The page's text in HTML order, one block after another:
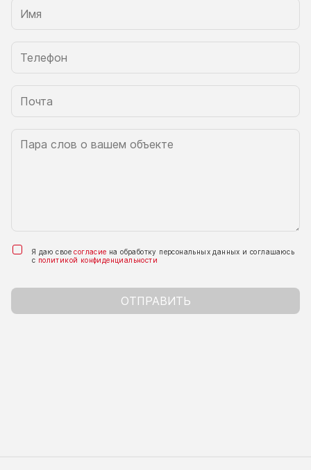
Я даю своесогласие на обработку персональных данных и соглашаюсь
с политикой конфиденциальности
ОТПРАВИТЬ